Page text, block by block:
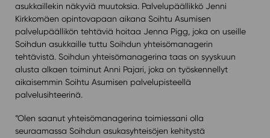
asukkaillekin näkyviä muutoksia. Palvelupäällikkö Jenni
Kirkkomäen opintovapaan aikana Soihtu Asumisen
palvelupäällikön tehtäviä hoitaa Jenna Pigg, joka on useille
Soihdun asukkaille tuttu Soihdun yhteisömanagerin
tehtävistä. Soihdun yhteisömanagerina taas on syyskuun
alusta alkaen toiminut Anni Pajari, joka on työskennellyt
aikaisemmin Soihtu Asumisen palvelupisteellä
palvelusihteerinä.
”Olen saanut yhteisömanagerina toimiessani olla
seuraamassa Soihdun asukasyhteisöjen kehitystä